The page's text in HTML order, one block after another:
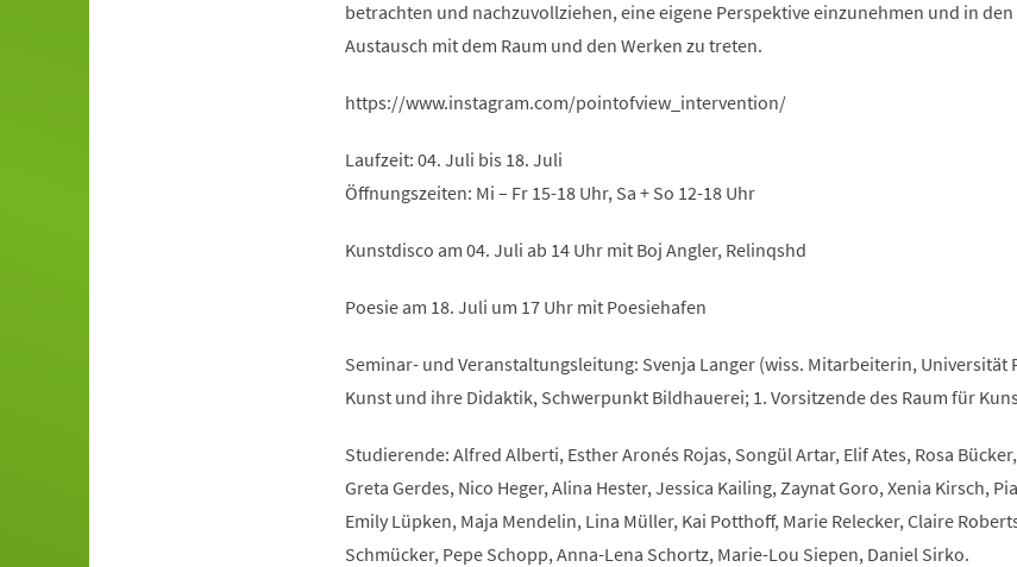
betrachten und nachzuvollziehen, eine eigene Perspektive einzunehmen und in
Austausch mit dem Raum und den Werken zu treten.
https://www.instagram.com/pointofview_intervention/
Laufzeit: 04. Juli bis 18. Juli
Öffnungszeiten: Mi – Fr 15-18 Uhr, Sa + So 12-18 Uhr
Kunstdisco am 04. Juli ab 14 Uhr mit Boj Angler, Relinqshd
Poesie am 18. Juli um 17 Uhr mit Poesiehafen
Seminar- und Veranstaltungsleitung: Svenja Langer (wiss. Mitarbeiterin, Universität
Kunst und ihre Didaktik, Schwerpunkt Bildhauerei; 1. Vorsitzende des Raum für
Studierende: Alfred Alberti, Esther Aronés Rojas, Songül Artar, Elif Ates, Rosa
Greta Gerdes, Nico Heger, Alina Hester, Jessica Kailing, Zaynat Goro, Xenia Kirsch,
Emily Lüpken, Maja Mendelin, Lina Müller, Kai Potthoff, Marie Relecker, Claire
Schmücker, Pepe Schopp, Anna-Lena Schortz, Marie-Lou Siepen, Daniel Sirko.